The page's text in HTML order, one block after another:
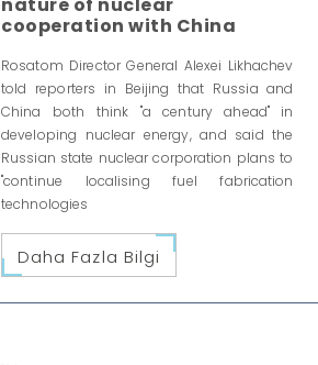
nature of nuclear
cooperation with China
Rosatom Director General Alexei Likhachev
told reporters in Beijing that Russia and
China both think "a century ahead" in
developing nuclear energy, and said the
Russian state nuclear corporation plans to
"continue localising fuel fabrication
technologies
Daha Fazla Bilgi